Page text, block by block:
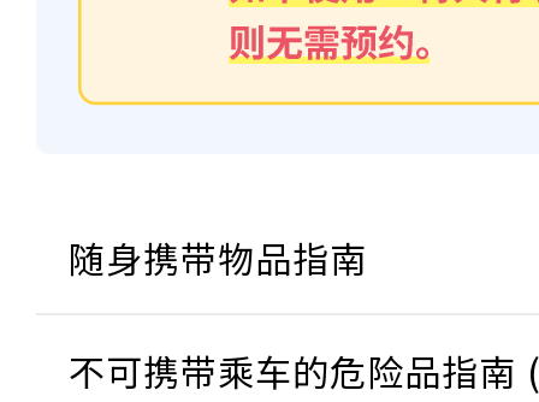
随身携带物品指南
不可携带乘车的危险品指南